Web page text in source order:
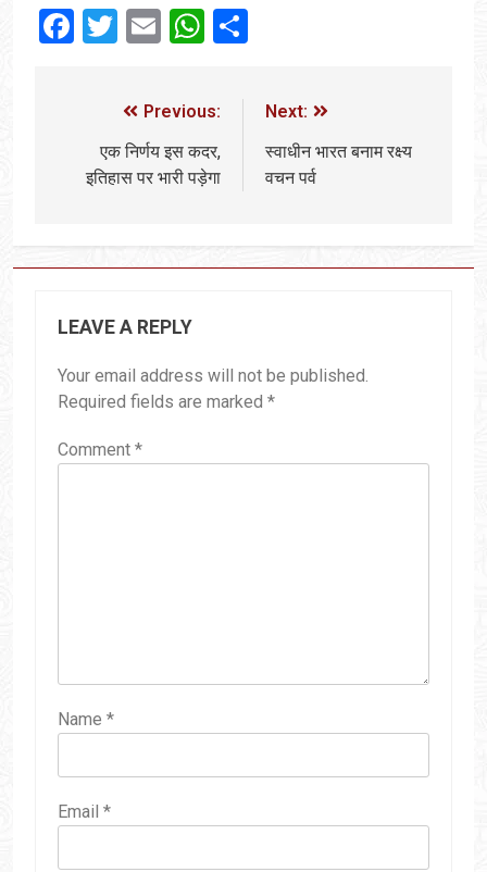
Facebook
Twitter
EmailWhatsApp
Previous:
एक निर्णय इस कदर,
इतिहास पर भारी पड़ेगा
Next:
स्वाधीन भारत बनाम रक्ष्य
वचन पर्व
LEAVE A REPLY
Your email address will not be published.
Required fields are marked *
Comment *
Name *
Email *